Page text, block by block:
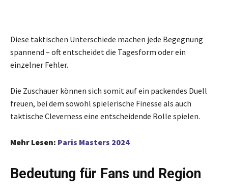
Diese taktischen Unterschiede machen jede Begegnung
spannend – oft entscheidet die Tagesform oder ein
einzelner Fehler.
Die Zuschauer können sich somit auf ein packendes Duell
freuen, bei dem sowohl spielerische Finesse als auch
taktische Cleverness eine entscheidende Rolle spielen.
Mehr Lesen: Paris Masters 2024
Bedeutung für Fans und Region